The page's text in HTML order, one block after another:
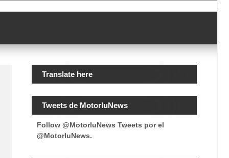
Translate here
Tweets de MotorluNews
Follow @MotorluNews Tweets por el
@MotorluNews.